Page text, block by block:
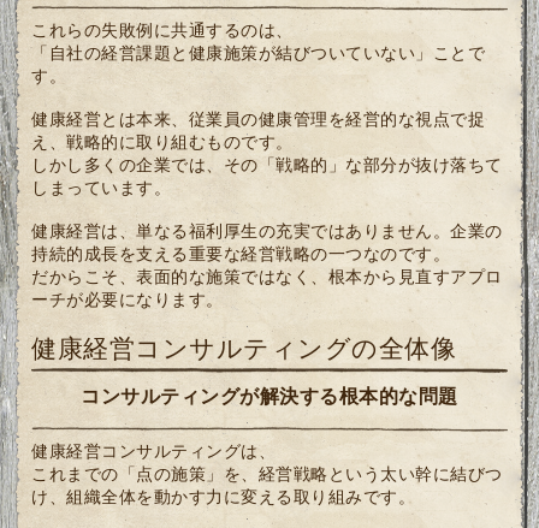
これらの失敗例に共通するのは、
「自社の経営課題と健康施策が結びついていない」ことで
す。
健康経営とは本来、従業員の健康管理を経営的な視点で捉
え、戦略的に取り組むものです。
しかし多くの企業では、その「戦略的」な部分が抜け落ちて
しまっています。
健康経営は、単なる福利厚生の充実ではありません。企業の
持続的成長を支える重要な経営戦略の一つなのです。
だからこそ、表面的な施策ではなく、根本から見直すアプロ
ーチが必要になります。
健康経営コンサルティングの全体像
コンサルティングが解決する根本的な問題
健康経営コンサルティングは、
これまでの「点の施策」を、経営戦略という太い幹に結びつ
け、組織全体を動かす力に変える取り組みです。